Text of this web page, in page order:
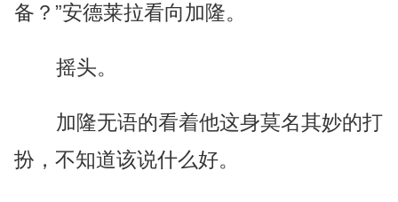
备？”安德莱拉看向加隆。
摇头。
加隆无语的看着他这身莫名其妙的打
扮，不知道该说什么好。